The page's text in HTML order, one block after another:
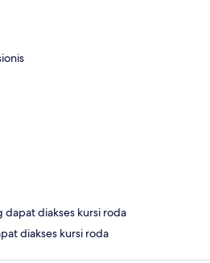
dapat diakses kursi roda
diakses kursi roda